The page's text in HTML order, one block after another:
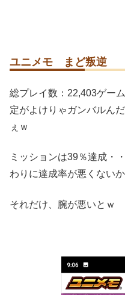
ユニメモ まど叛逆
総プレイ数：22,403ゲー
定がよけりゃガンバルん
ぇｗ
ミッションは39％達成・
わりに達成率が悪くないか
それだけ、腕が悪いとｗ